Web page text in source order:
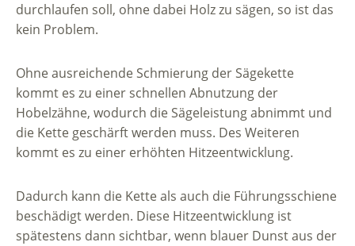
durchlaufen soll, ohne dabei Holz zu sägen, so ist das
kein Problem.
Ohne ausreichende Schmierung der Sägekette
kommt es zu einer schnellen Abnutzung der
Hobelzähne, wodurch die Sägeleistung abnimmt und
die Kette geschärft werden muss. Des Weiteren
kommt es zu einer erhöhten Hitzeentwicklung.
Dadurch kann die Kette als auch die Führungsschiene
beschädigt werden. Diese Hitzeentwicklung ist
spätestens dann sichtbar, wenn blauer Dunst aus der